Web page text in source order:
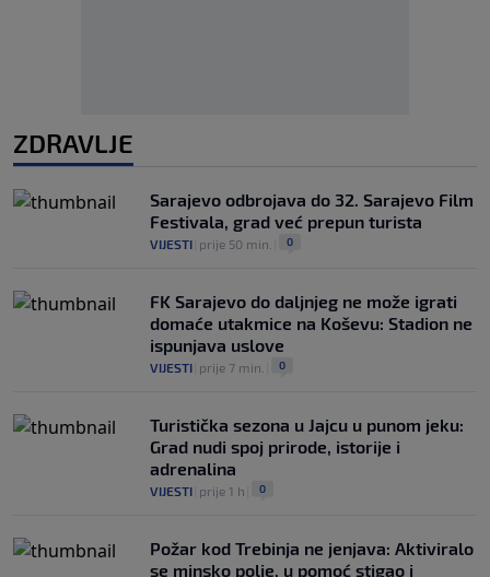
ZDRAVLJE
Sarajevo odbrojava do 32. Sarajevo Film
Festivala, grad već prepun turista
VIJESTI prije 50 min. 0
FK Sarajevo do daljnjeg ne može igrati
domaće utakmice na Koševu: Stadion ne
ispunjava uslove
VIJESTI prije 7 min. 0
Turistička sezona u Jajcu u punom jeku:
Grad nudi spoj prirode, istorije i
adrenalina
VIJESTI prije 1 h 0
Požar kod Trebinja ne jenjava: Aktiviralo
se minsko polje, u pomoć stigao i